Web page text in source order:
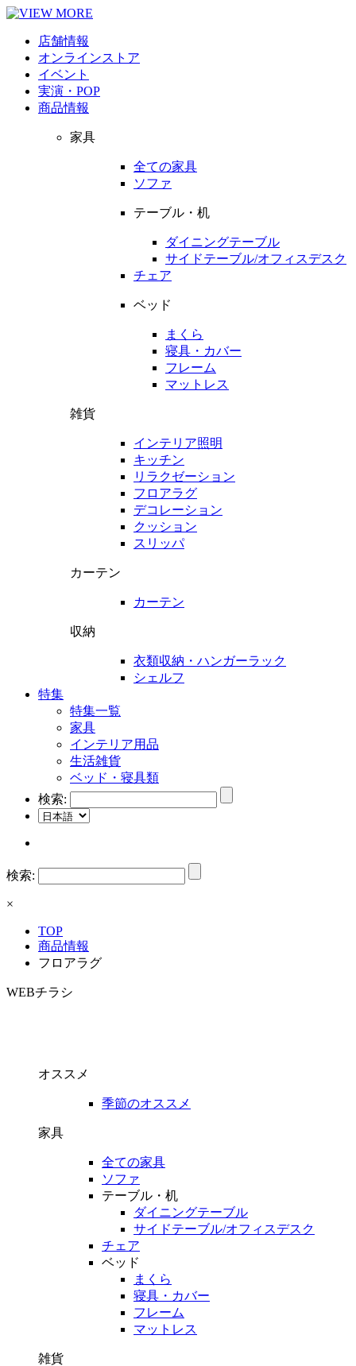
店舗情報
オンラインストア
イベント
実演・POP
商品情報
家具
全ての家具
ソファ
テーブル・机
ダイニングテーブル
サイドテーブル/オフィスデスク
チェア
ベッド
まくら
寝具・カバー
フレーム
マットレス
雑貨
インテリア照明
キッチン
リラクゼーション
フロアラグ
デコレーション
クッション
スリッパ
カーテン
カーテン
収納
衣類収納・ハンガーラック
シェルフ
特集
特集一覧
家具
インテリア用品
生活雑貨
ベッド・寝具類
検索:
検索:
×
TOP
商品情報
フロアラグ
WEBチラシ
オススメ
季節のオススメ
家具
全ての家具
ソファ
テーブル・机
ダイニングテーブル
サイドテーブル/オフィスデスク
チェア
ベッド
まくら
寝具・カバー
フレーム
マットレス
雑貨